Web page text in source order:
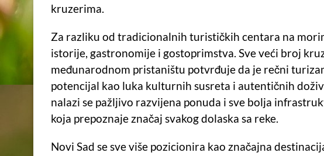
kruzerima.
Za razliku od tradicionalnih turističkih centara na
istorije, gastronomije i gostoprimstva. Sve veći broj
međunarodnom pristaništu potvrđuje da je rečni
potencijal kao luka kulturnih susreta i autentičnih
nalazi se pažljivo razvijena ponuda i sve bolja
koja prepoznaje značaj svakog dolaska sa reke.
Novi Sad se sve više pozicionira kao značajna